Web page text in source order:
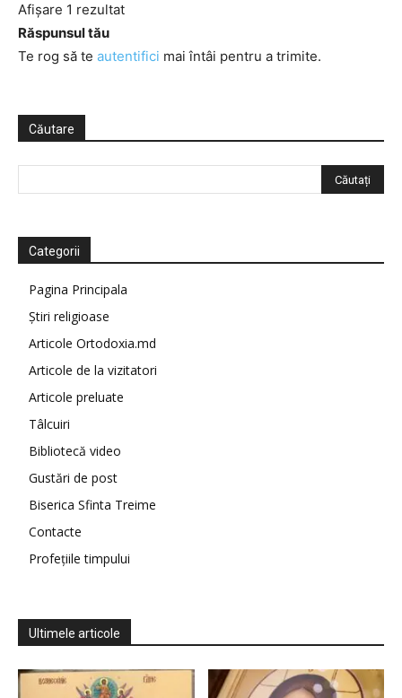
Afișare 1 rezultat
Răspunsul tău
Te rog să te autentifici mai întâi pentru a trimite.
Căutare
Categorii
Pagina Principala
Știri religioase
Articole Ortodoxia.md
Articole de la vizitatori
Articole preluate
Tâlcuiri
Bibliotecă video
Gustări de post
Biserica Sfinta Treime
Contacte
Profețiile timpului
Ultimele articole